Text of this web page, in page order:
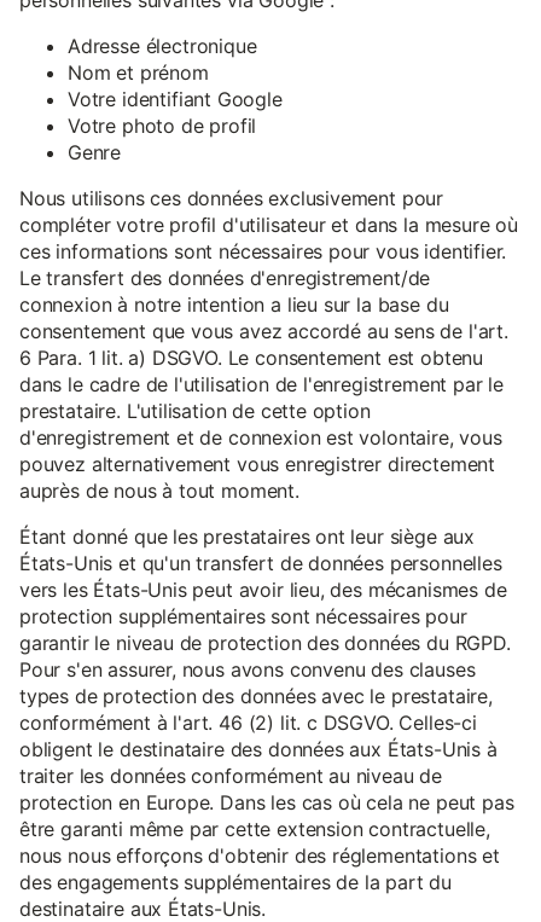
Adresse électronique
Nom et prénom
Votre identifiant Google
Votre photo de profil
Genre
Nous utilisons ces données exclusivement pour
compléter votre profil d'utilisateur et dans la mesure où
ces informations sont nécessaires pour vous identifier.
Le transfert des données d'enregistrement/de
connexion à notre intention a lieu sur la base du
consentement que vous avez accordé au sens de l'art.
6 Para. 1 lit. a) DSGVO. Le consentement est obtenu
dans le cadre de l'utilisation de l'enregistrement par le
prestataire. L'utilisation de cette option
d'enregistrement et de connexion est volontaire, vous
pouvez alternativement vous enregistrer directement
auprès de nous à tout moment.
Étant donné que les prestataires ont leur siège aux
États-Unis et qu'un transfert de données personnelles
vers les États-Unis peut avoir lieu, des mécanismes de
protection supplémentaires sont nécessaires pour
garantir le niveau de protection des données du RGPD.
Pour s'en assurer, nous avons convenu des clauses
types de protection des données avec le prestataire,
conformément à l'art. 46 (2) lit. c DSGVO. Celles-ci
obligent le destinataire des données aux États-Unis à
traiter les données conformément au niveau de
protection en Europe. Dans les cas où cela ne peut pas
être garanti même par cette extension contractuelle,
nous nous efforçons d'obtenir des réglementations et
des engagements supplémentaires de la part du
destinataire aux États-Unis.